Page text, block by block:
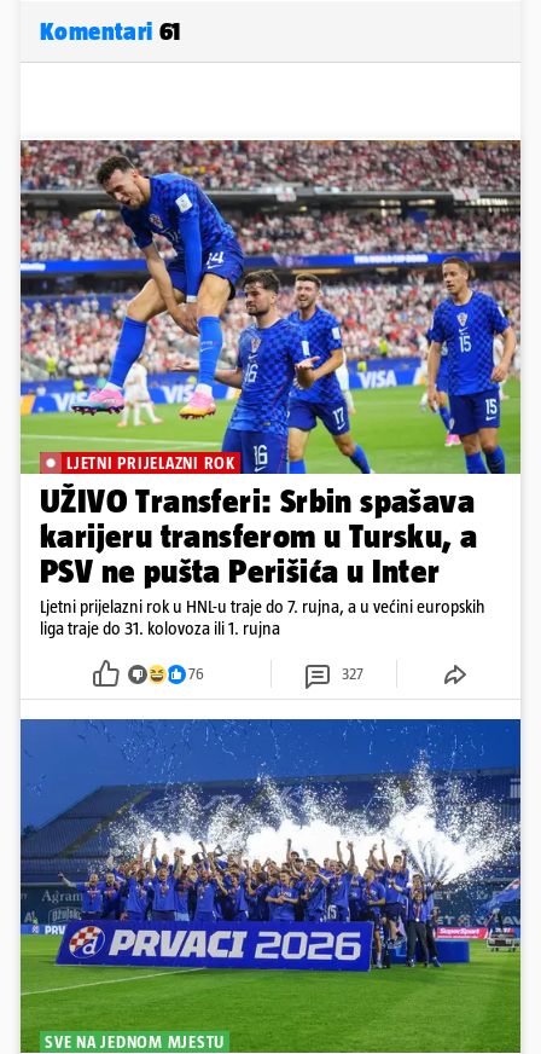
Komentari 61
LJETNI PRIJELAZNI ROK
UŽIVO Transferi: Srbin spašava
karijeru transferom u Tursku, a
PSV ne pušta Perišića u Inter
Ljetni prijelazni rok u HNL-u traje do 7. rujna, a u većini europskih
liga traje do 31. kolovoza ili 1. rujna
76 327
SVE NA JEDNOM MJESTU